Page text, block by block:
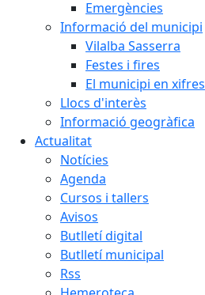
Emergències
Informació del municipi
Vilalba Sasserra
Festes i fires
El municipi en xifres
Llocs d'interès
Informació geogràfica
Actualitat
Notícies
Agenda
Cursos i tallers
Avisos
Butlletí digital
Butlletí municipal
Rss